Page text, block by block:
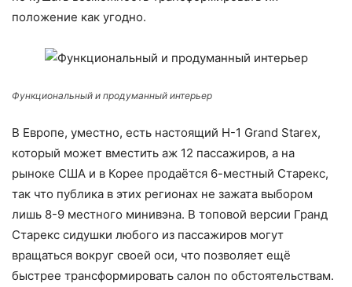
положение как угодно.
Функциональный и продуманный интерьер
В Европе, уместно, есть настоящий H-1 Grand Starex,
который может вместить аж 12 пассажиров, а на
рыноке США и в Корее продаётся 6-местный Старекс,
так что публика в этих регионах не зажата выбором
лишь 8-9 местного минивэна. В топовой версии Гранд
Старекс сидушки любого из пассажиров могут
вращаться вокруг своей оси, что позволяет ещё
быстрее трансформировать салон по обстоятельствам.